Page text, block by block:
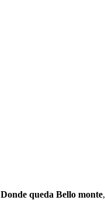
Donde queda Bello monte,